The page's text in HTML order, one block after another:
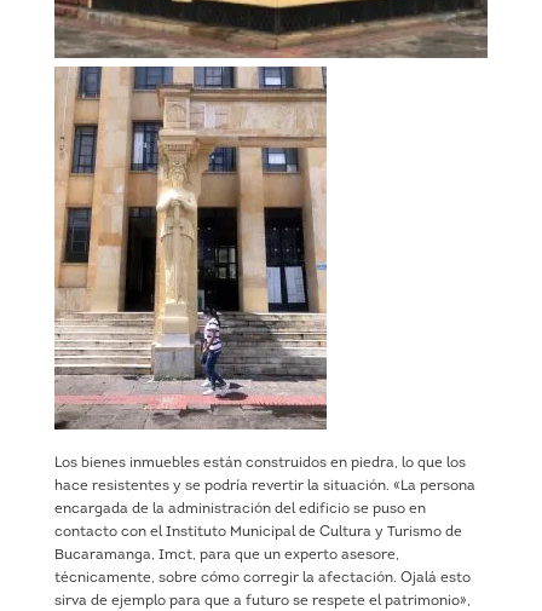
Los bienes inmuebles están construidos en piedra, lo que los
hace resistentes y se podría revertir la situación. «La persona
encargada de la administración del edificio se puso en
contacto con el Instituto Municipal de Cultura y Turismo de
Bucaramanga, Imct, para que un experto asesore,
técnicamente, sobre cómo corregir la afectación. Ojalá esto
sirva de ejemplo para que a futuro se respete el patrimonio»,